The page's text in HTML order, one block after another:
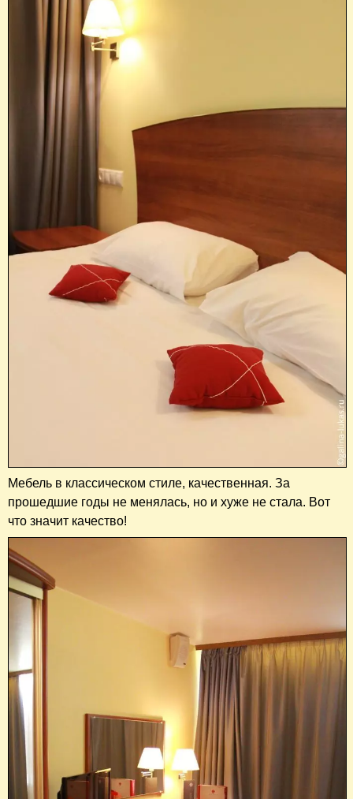
Мебель в классическом стиле, качественная. За
прошедшие годы не менялась, но и хуже не стала. Вот
что значит качество!